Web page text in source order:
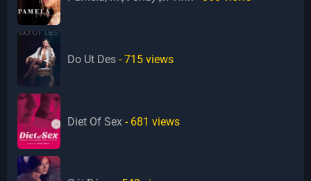
Do Ut Des - 715 views
Diet Of Sex - 681 views